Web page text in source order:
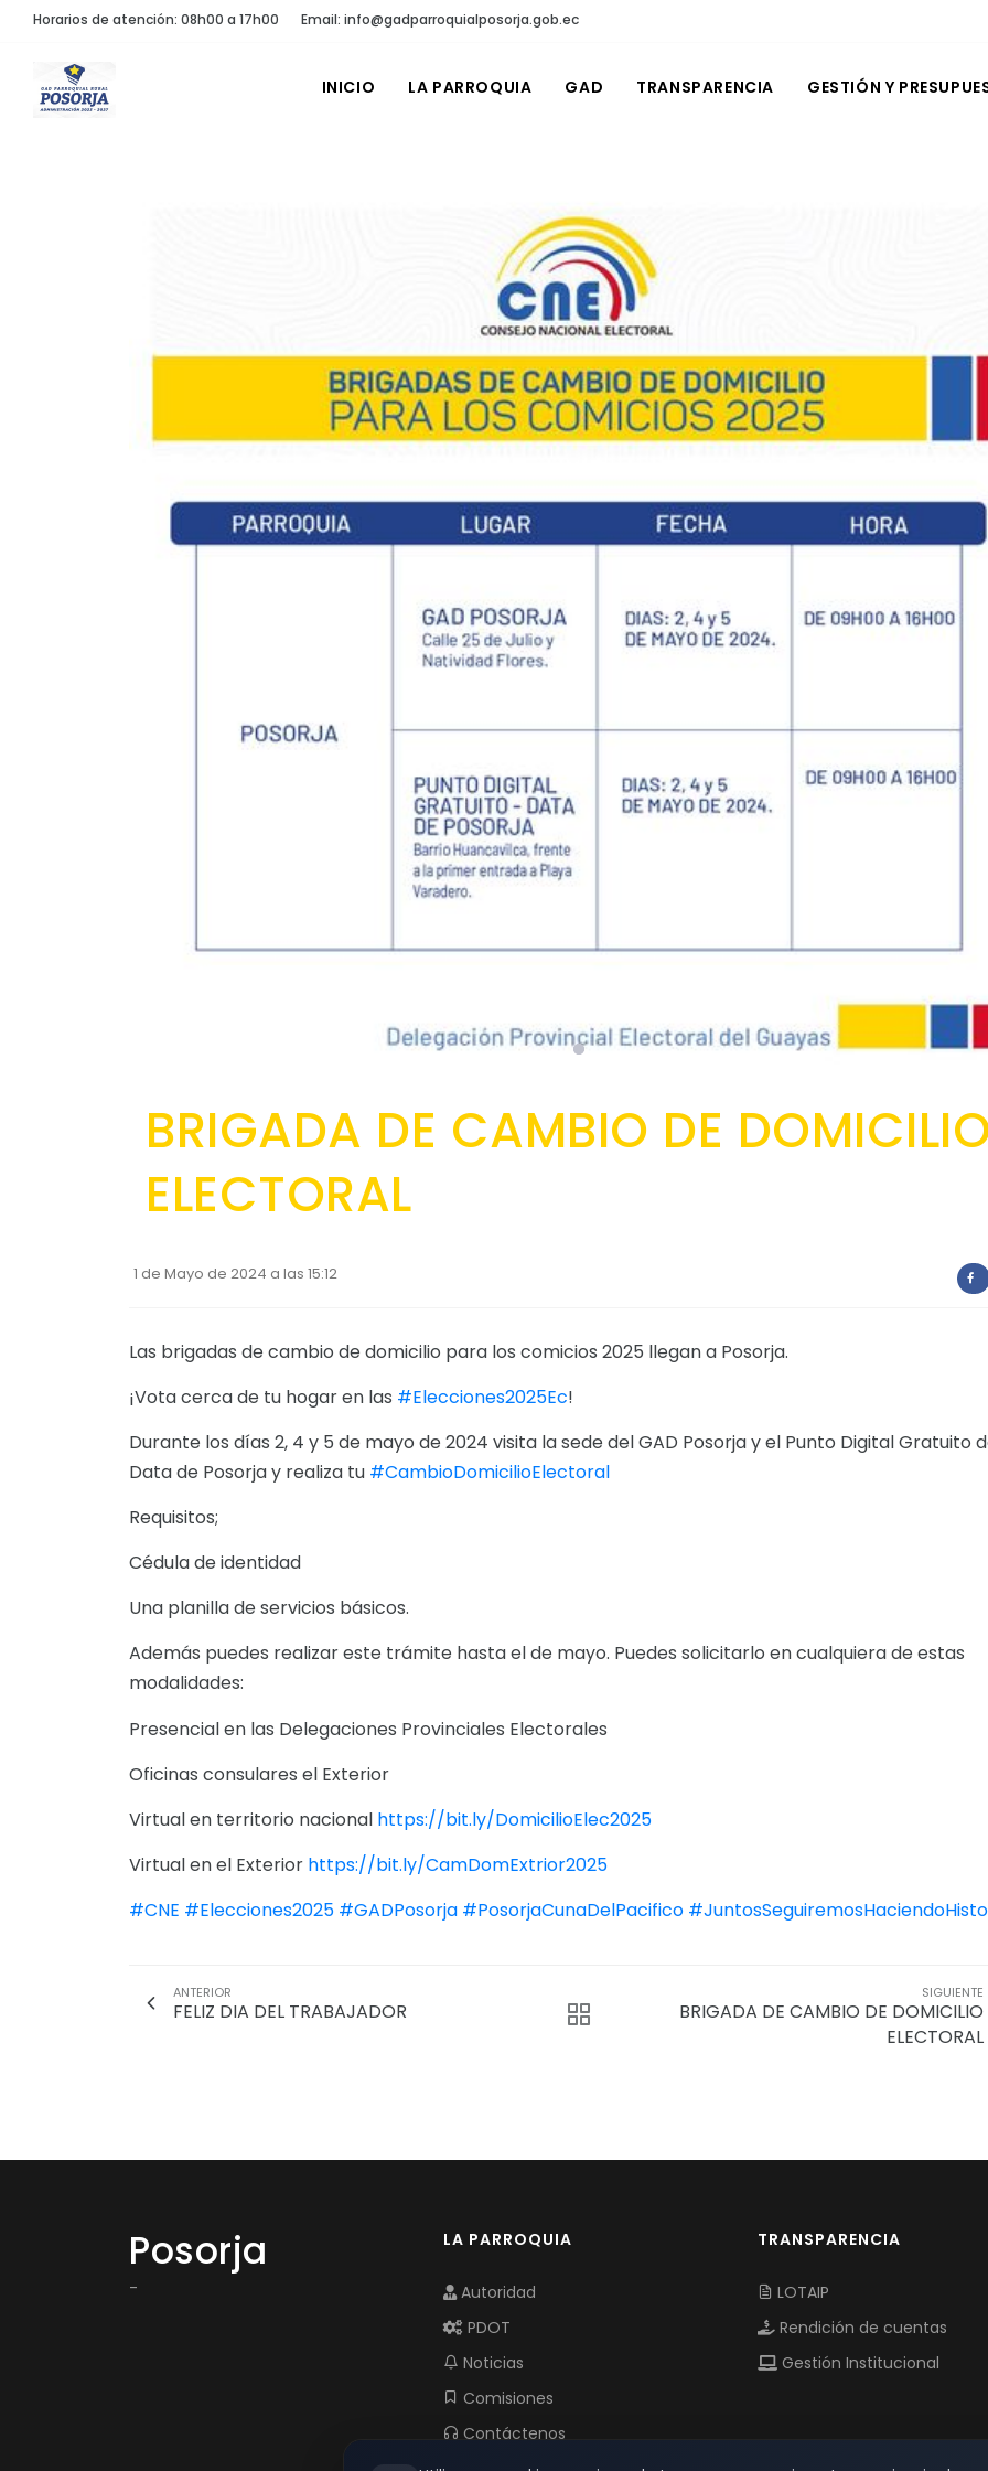
Horarios de atención: 08h00 a 17h00 Email: info@gadparroquialposorja.gob.ec
INICIO LA PARROQUIA GAD TRANSPARENCIA GESTIÓN Y
BRIGADA DE CAMBIO DE
ELECTORAL
1 de Mayo de 2024 a las 15:12
Las brigadas de cambio de domicilio para los comicios 2025 llegan a Posorja.
¡Vota cerca de tu hogar en las #Elecciones2025Ec!
Durante los días 2, 4 y 5 de mayo de 2024 visita la sede del GAD Posorja y el Punto Digital Gratuito
Data de Posorja y realiza tu #CambioDomicilioElectoral
Requisitos;
Cédula de identidad
Una planilla de servicios básicos.
Además puedes realizar este trámite hasta el de mayo. Puedes solicitarlo en cualquiera de estas
modalidades:
Presencial en las Delegaciones Provinciales Electorales
Oficinas consulares el Exterior
Virtual en territorio nacional https://bit.ly/DomicilioElec2025
Virtual en el Exterior https://bit.ly/CamDomExtrior2025
#CNE #Elecciones2025 #GADPosorja #PosorjaCunaDelPacifico
ANTERIOR
FELIZ DIA DEL TRABAJADOR
SIGUIENTE
BRIGADA DE CAMBIO DE DOMICILIO
ELECTORAL
Posorja
-
LA PARROQUIA
Autoridad
PDOT
Noticias
Comisiones
Contáctenos
TRANSPARENCIA
LOTAIP
Rendición de cuentas
Gestión Institucional